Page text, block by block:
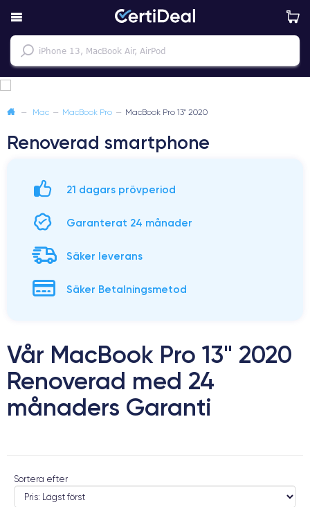
— Mac — MacBook Pro — MacBook Pro 13" 2020
Renoverad smartphone
21 dagars prövperiod
Garanterat 24 månader
Säker leverans
Säker Betalningsmetod
Vår MacBook Pro 13" 2020
Renoverad med 24
månaders Garanti
Sortera efter